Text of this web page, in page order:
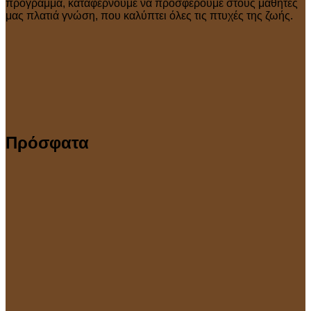
πρόγραμμα, καταφέρνουμε να προσφέρουμε στους μαθητές
μας πλατιά γνώση, που καλύπτει όλες τις πτυχές της ζωής.
Πρόσφατα